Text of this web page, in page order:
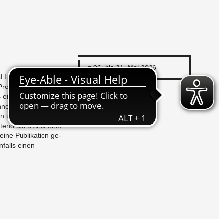
Lena Schrieb,
eine künst­
eines Knet­stem­pels
Struk­turen,
und mit Stem­pel­
dazu sind eine
Pub­lika­tion ge­
einen
06. bis 31. Mai 2026